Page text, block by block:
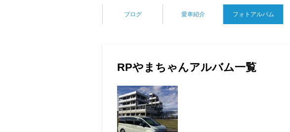
ブログ 愛車紹介 フォトアルバム
RPやまちゃんアルバム一覧